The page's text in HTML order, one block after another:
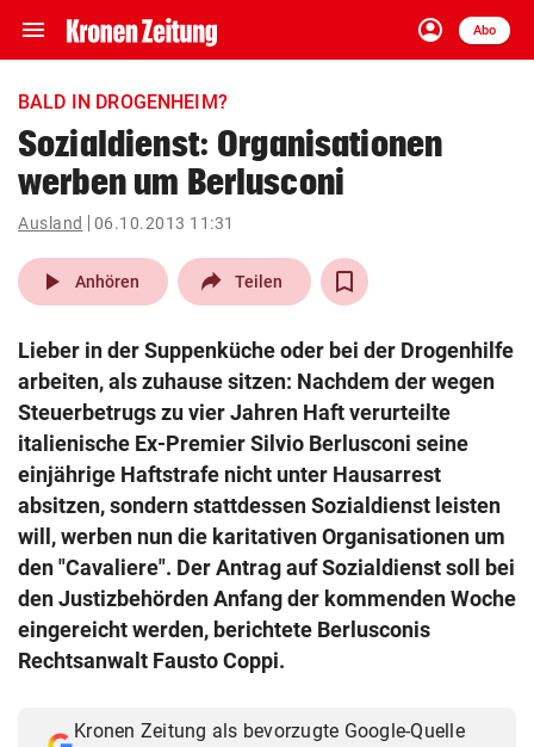
menu Navigation
ein-/ausklappen
account_circle
Anmelden
Abo
close Schließen
account_circle Anmelden
pin_drop
Wien arrow_right
search
Suchbegriff
eingeben
© Krone Multimedia GmbH & Co KG 2026
BALD IN DROGENHEIM?
Sozialdienst: Organisationen
werben um Berlusconi
Ausland 06.10.2013 11:31
play_arrow Anhören Teilen
Lieber in der Suppenküche oder bei der Drogenhilfe
arbeiten, als zuhause sitzen: Nachdem der wegen
Steuerbetrugs zu vier Jahren Haft verurteilte
italienische Ex-Premier Silvio Berlusconi seine
einjährige Haftstrafe nicht unter Hausarrest
absitzen, sondern stattdessen Sozialdienst leisten
will, werben nun die karitativen Organisationen um
den "Cavaliere". Der Antrag auf Sozialdienst soll bei
den Justizbehörden Anfang der kommenden Woche
eingereicht werden, berichtete Berlusconis
Rechtsanwalt Fausto Coppi.
Kronen Zeitung als bevorzugte Google-Quelle